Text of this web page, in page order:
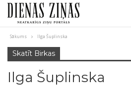
Sākums Ilga Šuplinska
Skatīt Birkas
Ilga Šuplinska